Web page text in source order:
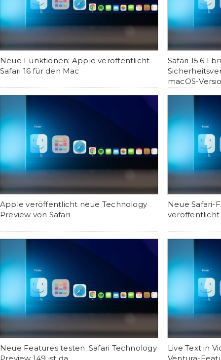
Neue Funktionen: Apple veröffentlicht
Safari 16 für den Mac
Safari 15.6.1
macOS-
Apple veröffentlicht neue Technology
Preview von Safari
Neue Safari-
veröffentlicht
Neue Features testen: Safari Technology
Live Text in